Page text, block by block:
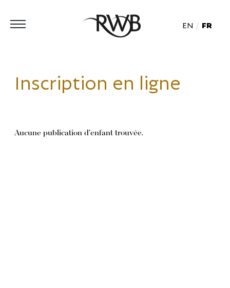
EN FR
Inscription en ligne
Aucune publication d’enfant trouvée.